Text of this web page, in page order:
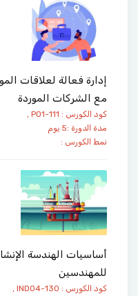
إدارة فعالة لعلاقات
مع الشركات الموردة
كود الكورس : PO1-111 ,
مدة الدورة :5 يوم
نمط الكورس :
أساسيات الهندسة
للمهندسين
كود الكورس : IND04-130 ,